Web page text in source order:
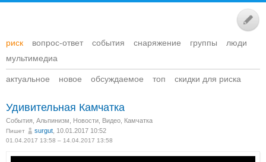
риск вопрос-ответ события снаряжение группы
люди
мультимедиа
актуальное новое обсуждаемое топ скидки для риска
Удивительная Камчатка
События Альпинизм Новости Видео Камчатка
Пишет surgut , 10.01.2017 10:52
01.04.2017 13:58 – 14.04.2017 13:58